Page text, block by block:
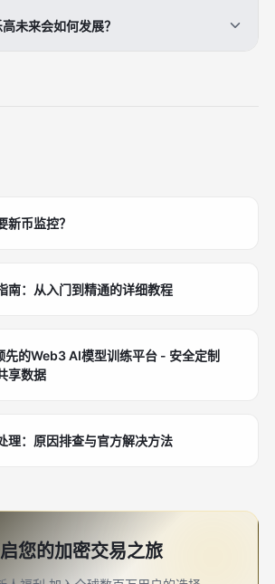
节出问题都可能放大影响。[5][7]
未来会如何发展？
新币监控？
南：从入门到精通的详细教程
先的Web3 AI模型训练平台 - 安全定制
享数据
理：原因排查与官方解决方法
您的加密交易之旅